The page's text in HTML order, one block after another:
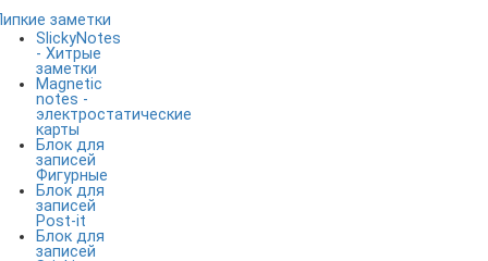
заметки
SlickyNotes
- Хитрые
заметки
Magnetic
notes -
электростатические
карты
Блок для
записей
Фигурные
Блок для
записей
Post-it
Блок для
записей